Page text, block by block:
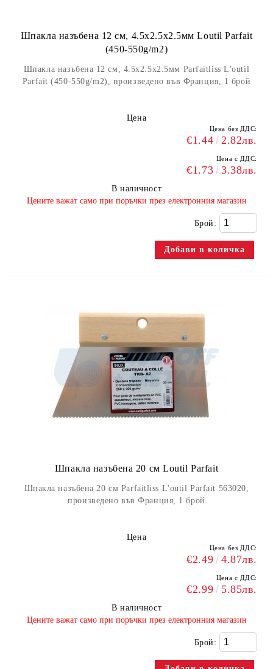
Шпакла назъбена 12 см, 4.5x2.5x2.5мм Loutil Parfait
(450-550g/m2)
Шпакла назъбена 12 см, 4.5x2.5x2.5мм Parfaitliss L'outil
Parfait (450-550g/m2), произведено във Франция, 1 брой
Цена
Цена без ДДС:
€1.44 2.82лв.
Цена с ДДС:
€1.73 3.38лв.
В наличност
​Цените важат само при поръчки през електронния магазин
Брой:
Шпакла назъбена 20 см Loutil Parfait
Шпакла назъбена 20 см Parfaitliss L'outil Parfait 563020,
произведено във Франция, 1 брой
Цена
Цена без ДДС:
€2.49 4.87лв.
Цена с ДДС:
€2.99 5.85лв.
В наличност
​Цените важат само при поръчки през електронния магазин
Брой: